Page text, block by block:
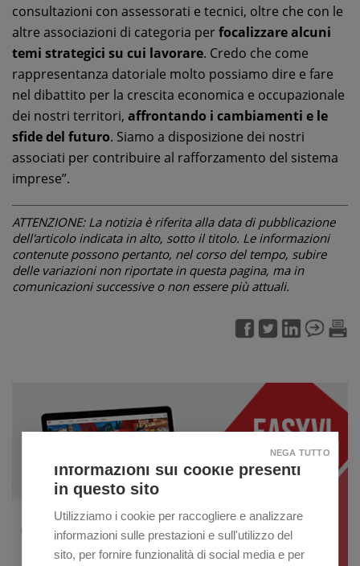
consultazioni con assessorati e tecnici, oltre che con le
altre associazioni di categoria perfocalizzare alcuni
temi strategici su cui lavorare. Credo che come
rappresentanza datoriale molto possiamo dire e fare
nel dibattito per la crescita economica e occupazionale
dei nostri territori, affrontando i cambiamenti e le
sfide del futuro. Siamo a disposizione dei nostri
associati per contribuire al rafforzamento del sistema
imprese”.
ATTENZIONE: La notizia è riferita alla data di pubblicazione
dell'articolo indicata in alto, sotto il titolo. Le informazioni
contenute possono pertanto, nel corso del tempo, subire
delle variazioni non riportate in questa pagina, ma in
comunicazioni successive o non essere più attuali.
Informazioni sui cookie presenti
in questo sito
Utilizziamo i cookie per raccogliere e analizzare
informazioni sulle prestazioni e sull'utilizzo del
sito, per fornire funzionalità di social media e per
NEGA TUTTO